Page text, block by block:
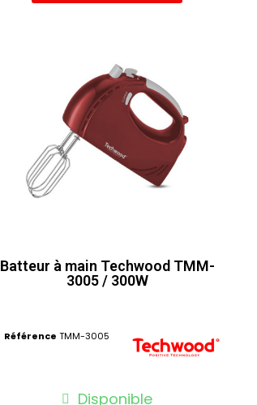
Batteur à main Techwood TMM-
3005 / 300W
Référence TMM-3005
Disponible